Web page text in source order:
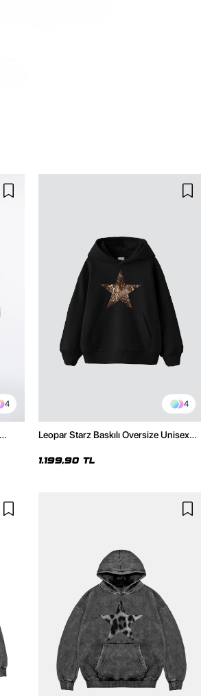
4 4
Leopar Starz Baskılı Oversize Unisex
1.199,90 TL